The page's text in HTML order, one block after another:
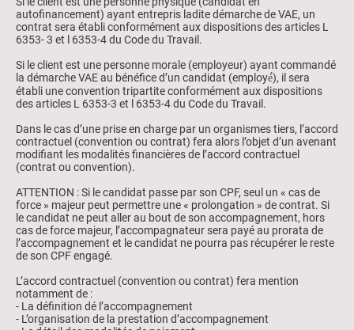
autofinancement) ayant entrepris ladite démarche de VAE, un
contrat sera établi conformément aux dispositions des articles L
6353- 3 et l 6353-4 du Code du Travail.
Si le client est une personne morale (employeur) ayant commandé
la démarche VAE au bénéfice d’un candidat (employé́), il sera
établi une convention tripartite conformément aux dispositions
des articles L 6353-3 et l 6353-4 du Code du Travail.
Dans le cas d’une prise en charge par un organismes tiers, l’accord
contractuel (convention ou contrat) fera alors l’objet d’un avenant
modifiant les modalités financières de l’accord contractuel
(contrat ou convention).
ATTENTION : Si le candidat passe par son CPF, seul un « cas de
force » majeur peut permettre une « prolongation » de contrat. Si
le candidat ne peut aller au bout de son accompagnement, hors
cas de force majeur, l’accompagnateur sera payé au prorata de
l’accompagnement et le candidat ne pourra pas récupérer le reste
de son CPF engagé.
L’accord contractuel (convention ou contrat) fera mention
notamment de :
- La définition dé l’accompagnement
- L’organisation de la prestation d’accompagnement